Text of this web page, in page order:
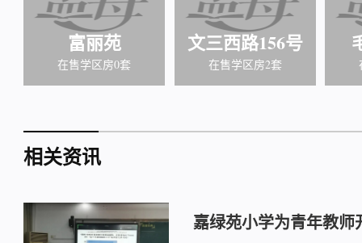
富丽苑
在售学区房0套
文三西路156号
在售学区房2套
相关资讯
嘉绿苑小学为青年教